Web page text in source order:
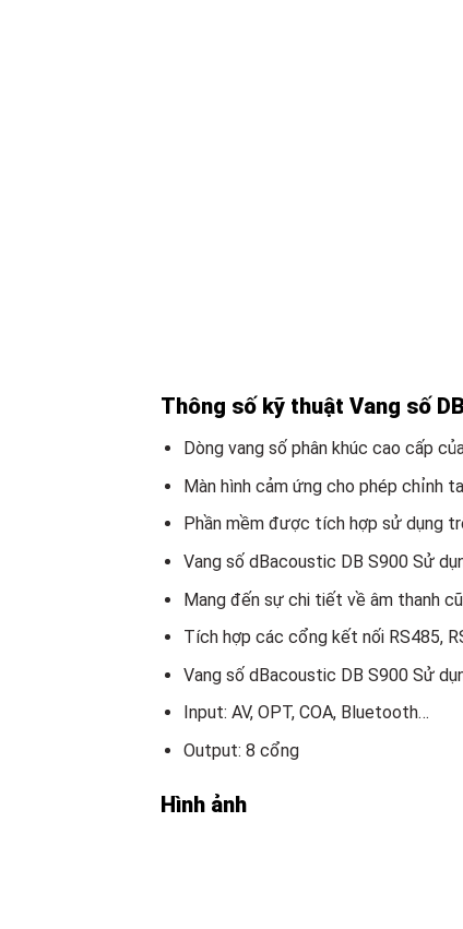
Thông số kỹ thuật Vang số
Dòng vang số phân khúc cao cấp
Màn hình cảm ứng cho phép chỉnh
Phần mềm được tích hợp sử dụng
Vang số dBacoustic DB S900 Sử
Mang đến sự chi tiết về âm thanh
Tích hợp các cổng kết nối RS485,
Vang số dBacoustic DB S900 Sử
Input: AV, OPT, COA, Bluetooth…
Output: 8 cổng
Hình ảnh